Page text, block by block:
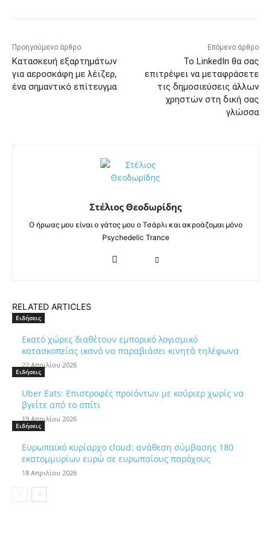
Προηγούμενο άρθρο
Κατασκευή εξαρτημάτων
για αεροσκάφη με λέιζερ,
ένα σημαντικό επίτευγμα
Επόμενο άρθρο
Το LinkedIn θα σας
επιτρέψει να μεταφράσετε
τις δημοσιεύσεις άλλων
χρηστών στη δική σας
γλώσσα
Στέλιος Θεοδωρίδης
Ο ήρωας μου είναι ο γάτος μου ο Τσάρλι και ακροάζομαι μόνο
Psychedelic Trance
RELATED ARTICLES
Ειδήσεις
Εκατό χώρες διαθέτουν εμπορικό λογισμικό
κατασκοπείας ικανό να παραβιάσει κινητά τηλέφωνα
22 Απριλίου 2026
Ειδήσεις
Uber Eats: Επιστροφές προϊόντων με κούριερ χωρίς να
βγείτε από το σπίτι
19 Απριλίου 2026
Ειδήσεις
Ευρωπαϊκό κυρίαρχο cloud: ανάθεση σύμβασης 180
εκατομμυρίων ευρώ σε ευρωπαίους παρόχους
18 Απριλίου 2026